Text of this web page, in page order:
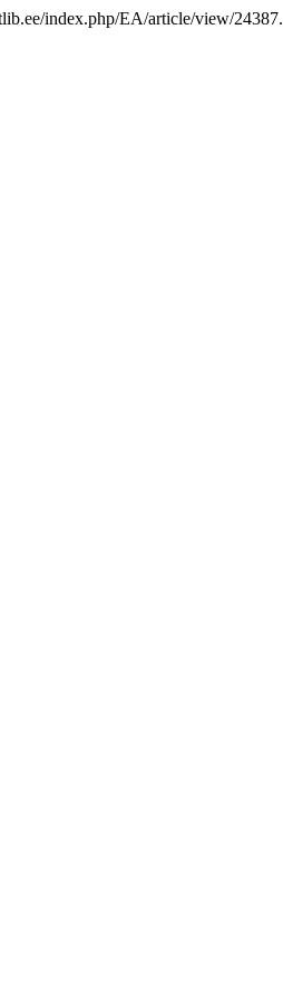
index.php/EA/article/view/24387.